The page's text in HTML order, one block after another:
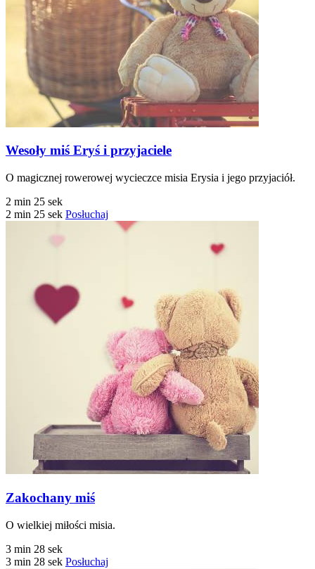
Wesoły miś Eryś i przyjaciele
O magicznej rowerowej wycieczce misia Erysia i jego przyjaciół.
2 min 25 sek
2 min 25 sek Posłuchaj
Zakochany miś
O wielkiej miłości misia.
3 min 28 sek
3 min 28 sek Posłuchaj